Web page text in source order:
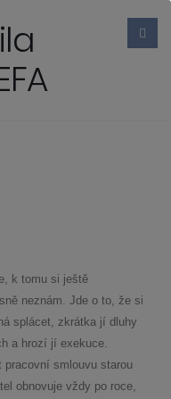
k tomu si ještě
neznám. Jde o to, že si
splácet, zkrátka jí dluhy
a hrozí jí exekuce.
smlouvu starou
obnovuje vždy po roce,